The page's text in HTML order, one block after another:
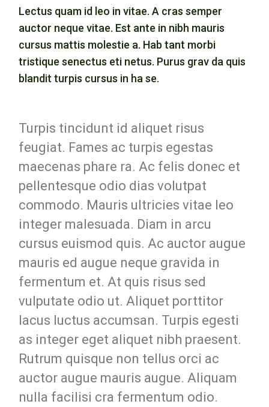
Lectus quam id leo in vitae. A cras semper
auctor neque vitae. Est ante in nibh mauris
cursus mattis molestie a. Hab tant morbi
tristique senectus eti netus. Purus grav da quis
blandit turpis cursus in ha se.
Turpis tincidunt id aliquet risus
feugiat. Fames ac turpis egestas
maecenas phare ra. Ac felis donec et
pellentesque odio dias volutpat
commodo. Mauris ultricies vitae leo
integer malesuada. Diam in arcu
cursus euismod quis. Ac auctor augue
mauris ed augue neque gravida in
fermentum et. At quis risus sed
vulputate odio ut. Aliquet porttitor
lacus luctus accumsan. Turpis egesti
as integer eget aliquet nibh praesent.
Rutrum quisque non tellus orci ac
auctor augue mauris augue. Aliquam
nulla facilisi cra fermentum odio.